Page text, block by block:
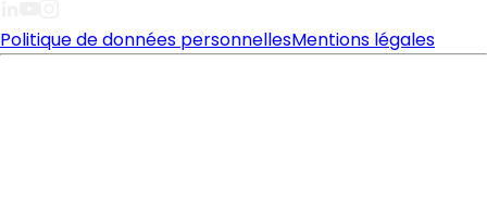
Politique de données personnellesMentions légales